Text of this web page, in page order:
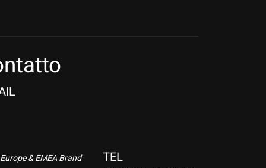
& EMEA Brand
TEL